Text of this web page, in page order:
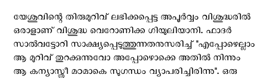
യേശുവിന്റെ തിരുമുറിവ് ലഭിക്കപ്പെട്ട അപൂര്‍വ്വം വിശുദ്ധരില്‍
ഒരാളാണ് വിശുദ്ധ വെറോണിക്ക ഗിയുലിയാനി. ഫാദര്‍
സാല്‍വട്ടോറി സാക്ഷ്യപ്പെടുത്തുന്നതനുസരിച്ച് "എപ്പോഴെല്ലാം
ആ മുറിവ് തുറക്കുന്നുവോ അപ്പോഴൊക്കെ അതില്‍ നിന്നും
ആ കന്യാസ്ത്രീ മഠമാകെ സുഗന്ധം വ്യാപരിച്ചിരിന്നു". ഒരു